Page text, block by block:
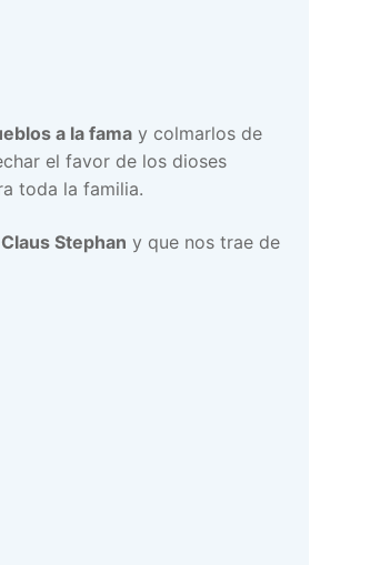
a la fama y colmarlos de
el favor de los dioses
toda la familia.
Claus Stephan y que nos trae de